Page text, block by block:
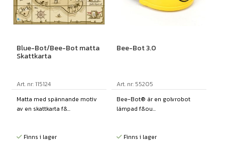
Blue-Bot/Bee-Bot matta
Skattkarta
Art. nr: 115124
Matta med spännande motiv
av en skattkarta f&...
Finns i lager
Bee-Bot 3.0
Art. nr: 55205
Bee-Bot® är en golvrobot
lämpad f&ou...
Finns i lager